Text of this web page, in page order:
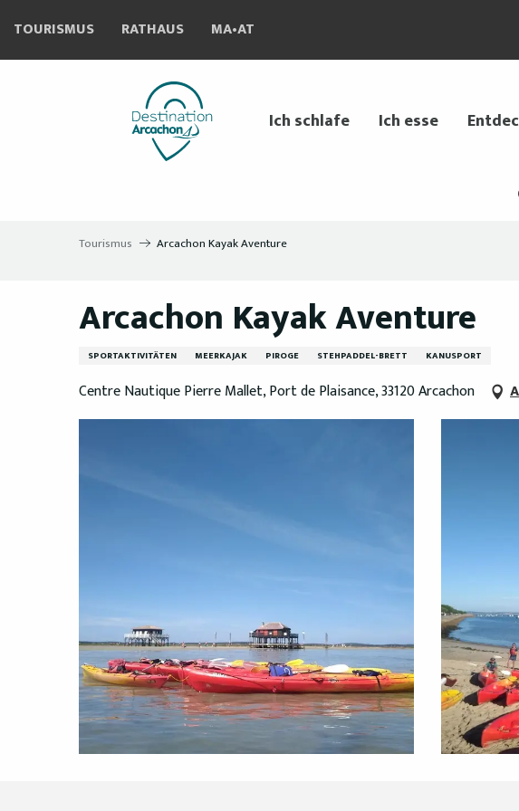
contenu
TOURISMUS RATHAUS MA•AT
Ich schlafe Ich esse
Tourismus Arcachon Kayak Aventure
Arcachon Kayak Aventure
SPORTAKTIVITÄTEN MEERKAJAK PIROGE STEHPADDEL-BRETT KANUSPORT
Centre Nautique Pierre Mallet, Port de Plaisance, 33120 Arcachon